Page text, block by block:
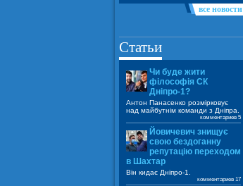
все новости
Статьи
Чи буде жити
філософія СК
Дніпро-1?
Антон Панасенко розмірковує
над майбутнім команди з Дніпра.
комментариев 5
Йовичевич знищує
свою бездоганну
репутацію переходом
в Шахтар
Він кидає Дніпро-1.
комментариев 17